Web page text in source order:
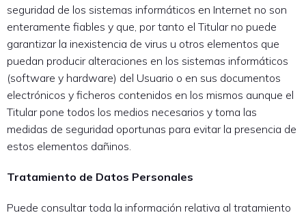
seguridad de los sistemas informáticos en Internet no son
enteramente fiables y que, por tanto el Titular no puede
garantizar la inexistencia de virus u otros elementos que
puedan producir alteraciones en los sistemas informáticos
(software y hardware) del Usuario o en sus documentos
electrónicos y ficheros contenidos en los mismos aunque el
Titular pone todos los medios necesarios y toma las
medidas de seguridad oportunas para evitar la presencia de
estos elementos dañinos.
Tratamiento de Datos Personales
Puede consultar toda la información relativa al tratamiento